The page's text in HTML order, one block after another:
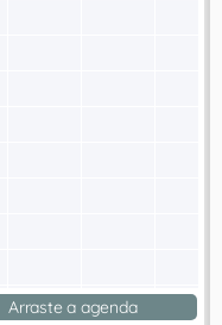
Arraste a agenda